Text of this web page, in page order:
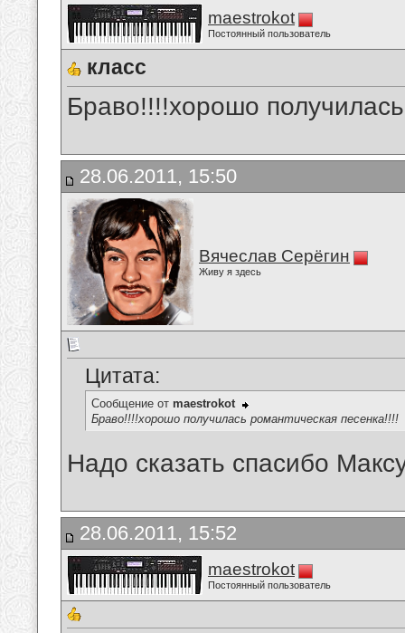
maestrokot
Постоянный пользователь
класс
Браво!!!!хорошо
28.06.2011, 15:50
Вячеслав Серёгин
Живу я здесь
Цитата:
Сообщение от maestrokot
Браво!!!!хорошо получилась романтическая песенка!!!!
Надо сказать спасибо
28.06.2011, 15:52
maestrokot
Постоянный пользователь